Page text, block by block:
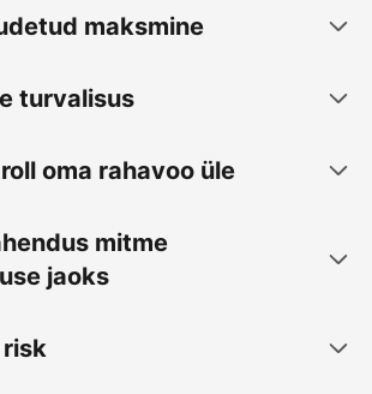
maksmine
turvalisus
oma rahavoo üle
mitme
jaoks